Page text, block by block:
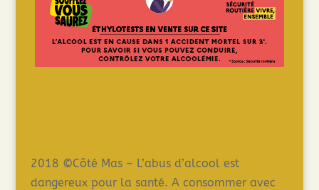
2018 ©Côté Mas – L’abus d’alcool est
dangereux pour la santé. A consommer avec